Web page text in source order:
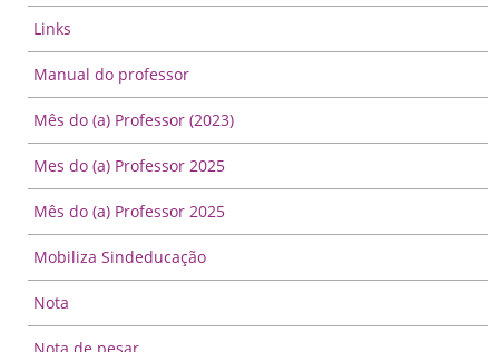
Links
Manual do professor
Mês do (a) Professor (2023)
Mes do (a) Professor 2025
Mês do (a) Professor 2025
Mobiliza Sindeducação
Nota